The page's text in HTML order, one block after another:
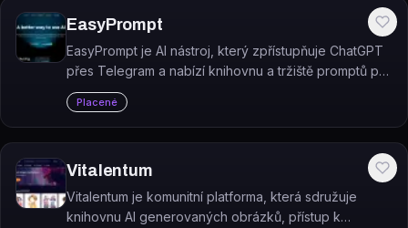
EasyPrompt
EasyPrompt je AI nástroj, který zpřístupňuje ChatGPT
přes Telegram a nabízí knihovnu a tržiště promptů pro
práci s Web3 ekosystémem.
Placené
Vitalentum
Vitalentum je komunitní platforma, která sdružuje
knihovnu AI generovaných obrázků, přístup k